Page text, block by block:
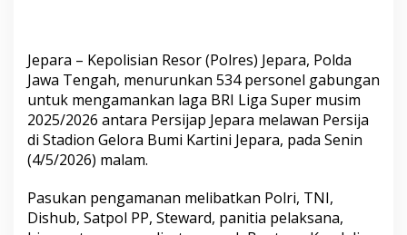
Pengamanan
Ketat
​Jepara – Kepolisian Resor (Polres) Jepara, Polda
Jawa Tengah, menurunkan 534 personel gabungan
untuk mengamankan laga BRI Liga Super musim
2025/2026 antara Persijap Jepara melawan Persija
di Stadion Gelora Bumi Kartini Jepara, pada Senin
(4/5/2026) malam.
​Pasukan pengamanan melibatkan Polri, TNI,
Dishub, Satpol PP, Steward, panitia pelaksana,